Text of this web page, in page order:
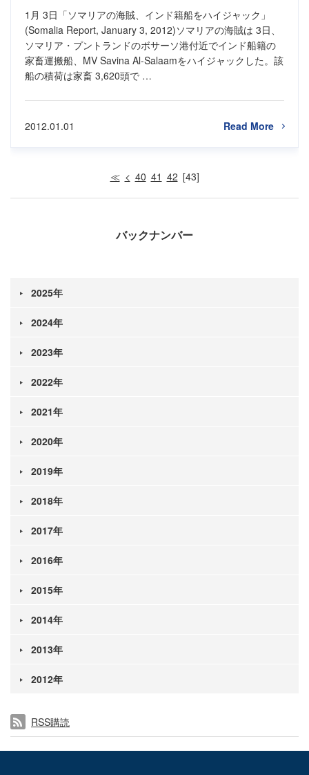
1月 3日「ソマリアの海賊、インド籍船をハイジャック」
(Somalia Report, January 3, 2012)ソマリアの海賊は 3日、
ソマリア・プントランドのボサーソ港付近でインド船籍の
家畜運搬船、MV Savina Al-Salaamをハイジャックした。該
船の積荷は家畜 3,620頭で …
Read More
2012.01.01
≪ < 40 41 42 43
バックナンバー
2025年
2024年
2023年
2022年
2021年
2020年
2019年
2018年
2017年
2016年
2015年
2014年
2013年
2012年
RSS購読